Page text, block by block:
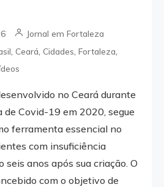
Jornal em Fortaleza
,Ceará ,Cidades ,Fortaleza
no Ceará durante
de Covid-19 em 2020, segue
ferramenta essencial no
com insuficiência
seis anos após sua criação. O
com o objetivo de